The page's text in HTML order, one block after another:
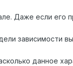
Даже если его
зависимости
данное